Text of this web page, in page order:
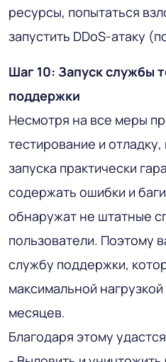
ресурсы, попытаться
запустить DDoS-атаку
Шаг 10: Запуск службы
поддержки
Несмотря на все меры
тестирование и
запуска практически
содержать ошибки и
обнаружат не штатные
пользователи. Поэтому
службу поддержки,
максимальной
месяцев.
Благодаря этому